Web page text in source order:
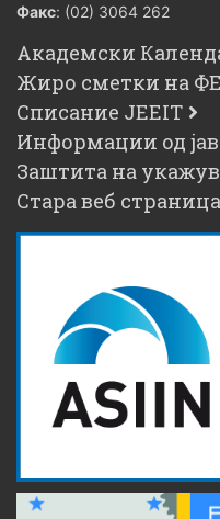
Факс: (02) 3064 262
Академски
Жиро сметки на
Списание JEEIT
Информации од
Заштита на
Стара веб страница